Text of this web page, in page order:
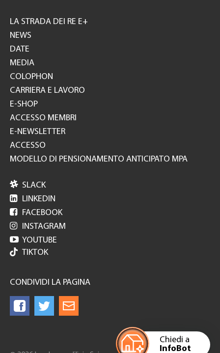
Chiedi a
InfoBot
GH
LA STRADA DEI RE E+
NEWS
DATE
MEDIA
COLOPHON
CARRIERA E LAVORO
E-SHOP
ACCESSO MEMBRI
E-NEWSLETTER
ACCESSO
MODELLO DI PENSIONAMENTO ANTICIPATO MPA
 SLACK
 LINKEDIN
 FACEBOOK
 INSTAGRAM
 YOUTUBE
TIKTOK
CONDIVIDI LA PAGINA